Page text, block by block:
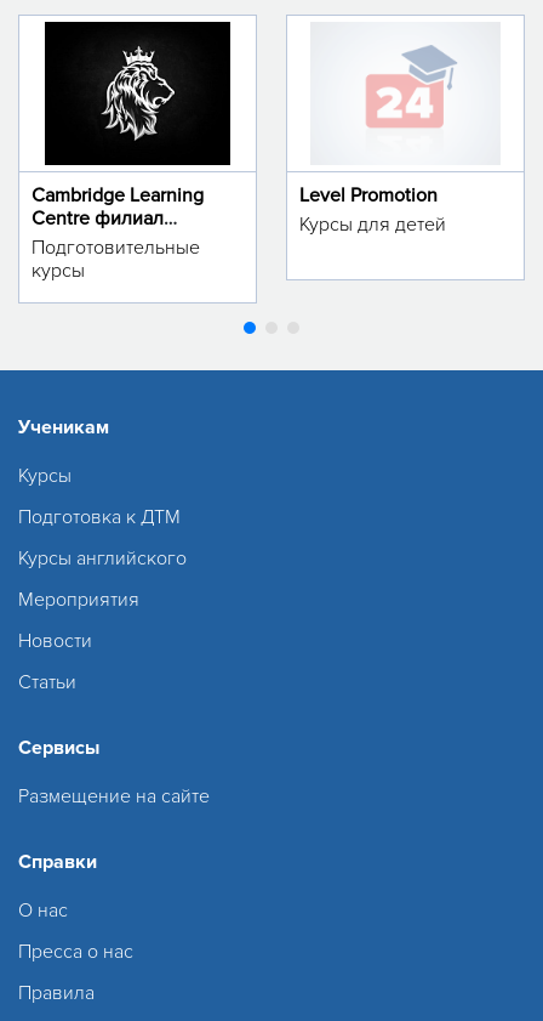
Cambridge Learning
Centre филиал
м.Тинчлик
Подготовительные
курсы
Level Promotion
Курсы для детей
Ученикам
Курсы
Подготовка к ДТМ
Курсы английского
Мероприятия
Новости
Статьи
Сервисы
Размещение на сайте
Справки
О нас
Пресса о нас
Правила